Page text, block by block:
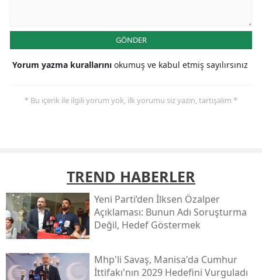
GÖNDER
Yorum yazma kurallarını okumuş ve kabul etmiş sayılırsınız
* Bu içerik ile ilgili yorum yok, ilk yorumu siz yazın, tartışalım *
TREND HABERLER
Yeni̇ Parti’den İlksen Özalper
Açıklaması: Bunun Adı Soruşturma
Değil, Hedef Göstermek
Mhp'li Savaş, Manisa'da Cumhur
İttifakı'nın 2029 Hedefini Vurguladı